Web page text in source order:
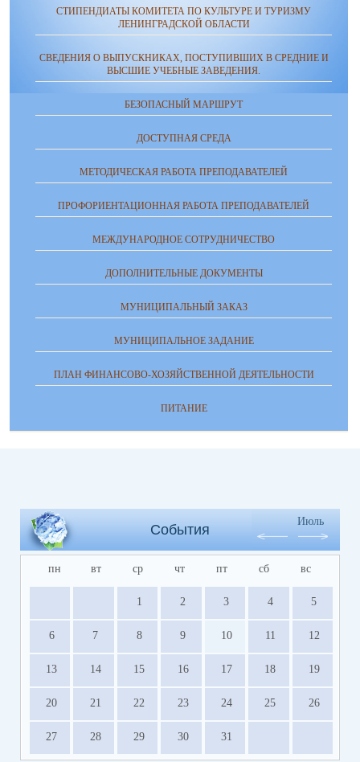
СТИПЕНДИАТЫ КОМИТЕТА ПО КУЛЬТУРЕ И ТУРИЗМУ
ЛЕНИНГРАДСКОЙ ОБЛАСТИ
СВЕДЕНИЯ О ВЫПУСКНИКАХ, ПОСТУПИВШИХ В СРЕДНИЕ И
ВЫСШИЕ УЧЕБНЫЕ ЗАВЕДЕНИЯ.
БЕЗОПАСНЫЙ МАРШРУТ
ДОСТУПНАЯ СРЕДА
МЕТОДИЧЕСКАЯ РАБОТА ПРЕПОДАВАТЕЛЕЙ
ПРОФОРИЕНТАЦИОННАЯ РАБОТА ПРЕПОДАВАТЕЛЕЙ
МЕЖДУНАРОДНОЕ СОТРУДНИЧЕСТВО
ДОПОЛНИТЕЛЬНЫЕ ДОКУМЕНТЫ
МУНИЦИПАЛЬНЫЙ ЗАКАЗ
МУНИЦИПАЛЬНОЕ ЗАДАНИЕ
ПЛАН ФИНАНСОВО-ХОЗЯЙСТВЕННОЙ ДЕЯТЕЛЬНОСТИ
ПИТАНИЕ
События
Июль
пн вт ср чт пт сб вс
1 2 3 4 5
6 7 8 9 10 11 12
13 14 15 16 17 18 19
20 21 22 23 24 25 26
27 28 29 30 31